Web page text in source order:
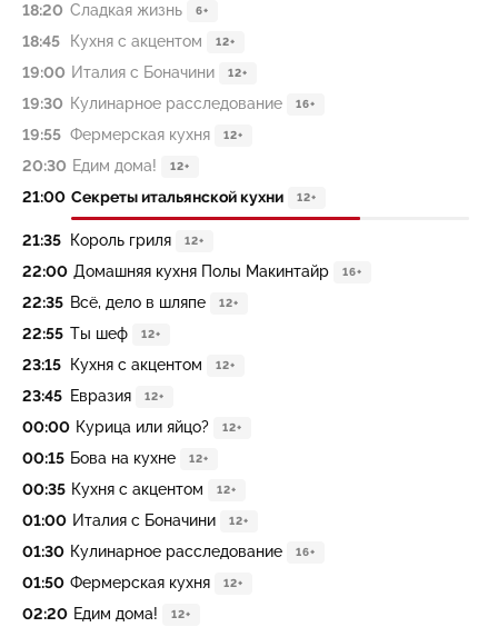
18:20 Сладкая жизнь 6+
18:45 Кухня с акцентом 12+
19:00 Италия с Боначини 12+
19:30 Кулинарное расследование 16+
19:55 Фермерская кухня 12+
20:30 Едим дома! 12+
21:00 Секреты итальянской кухни 12+
21:35 Король гриля 12+
22:00 Домашняя кухня Полы Макинтайр 16+
22:35 Всё, дело в шляпе 12+
22:55 Ты шеф 12+
23:15 Кухня с акцентом 12+
23:45 Евразия 12+
00:00 Курица или яйцо? 12+
00:15 Бова на кухне 12+
00:35 Кухня с акцентом 12+
01:00 Италия с Боначини 12+
01:30 Кулинарное расследование 16+
01:50 Фермерская кухня 12+
02:20 Едим дома! 12+